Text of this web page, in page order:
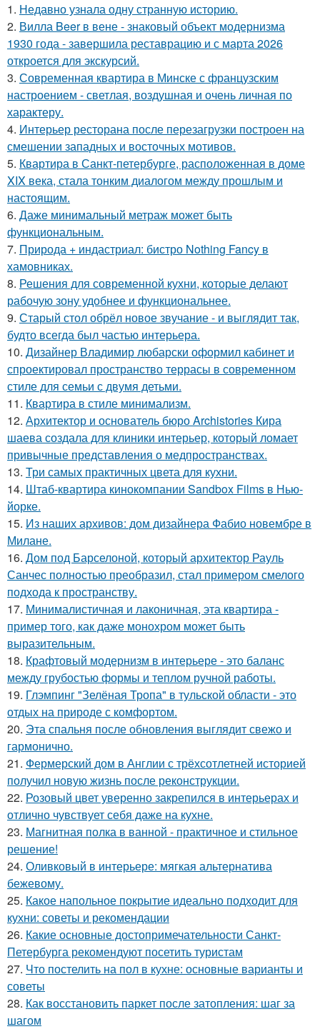
1. Недавно узнала одну странную историю.
2. Вилла Beer в вене - знаковый объект модернизма
1930 года - завершила реставрацию и с марта 2026
откроется для экскурсий.
3. Современная квартира в Минске с французским
настроением - светлая, воздушная и очень личная по
характеру.
4. Интерьер ресторана после перезагрузки построен на
смешении западных и восточных мотивов.
5. Квартира в Санкт-петербурге, расположенная в доме
XIX века, стала тонким диалогом между прошлым и
настоящим.
6. Даже минимальный метраж может быть
функциональным.
7. Природа + индастриал: бистро Nothing Fancy в
хамовниках.
8. Решения для современной кухни, которые делают
рабочую зону удобнее и функциональнее.
9. Старый стол обрёл новое звучание - и выглядит так,
будто всегда был частью интерьера.
10. Дизайнер Владимир любарски оформил кабинет и
спроектировал пространство террасы в современном
стиле для семьи с двумя детьми.
11. Квартира в стиле минимализм.
12. Архитектор и основатель бюро Archistories Кира
шаева создала для клиники интерьер, который ломает
привычные представления о медпространствах.
13. Три самых практичных цвета для кухни.
14. Штаб-квартира кинокомпании Sandbox Films в Нью-
йорке.
15. Из наших архивов: дом дизайнера Фабио новембре в
Милане.
16. Дом под Барселоной, который архитектор Рауль
Санчес полностью преобразил, стал примером смелого
подхода к пространству.
17. Минималистичная и лаконичная, эта квартира -
пример того, как даже монохром может быть
выразительным.
18. Крафтовый модернизм в интерьере - это баланс
между грубостью формы и теплом ручной работы.
19. Глэмпинг "Зелёная Тропа" в тульской области - это
отдых на природе с комфортом.
20. Эта спальня после обновления выглядит свежо и
гармонично.
21. Фермерский дом в Англии с трёхсотлетней историей
получил новую жизнь после реконструкции.
22. Розовый цвет уверенно закрепился в интерьерах и
отлично чувствует себя даже на кухне.
23. Магнитная полка в ванной - практичное и стильное
решение!
24. Оливковый в интерьере: мягкая альтернатива
бежевому.
25. Какое напольное покрытие идеально подходит для
кухни: советы и рекомендации
26. Какие основные достопримечательности Санкт-
Петербурга рекомендуют посетить туристам
27. Что постелить на пол в кухне: основные варианты и
советы
28. Как восстановить паркет после затопления: шаг за
шагом